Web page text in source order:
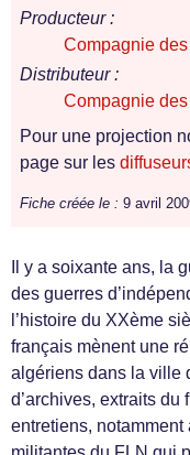
Producteur :
Compagnie
Distributeur :
Compagnie
Pour une projection
page sur les
Fiche créée le : 9 avril
Il y a soixante ans, la
des guerres
l’histoire du XXème
français mènent une
algériens dans la ville
d’archives, extraits du
entretiens,